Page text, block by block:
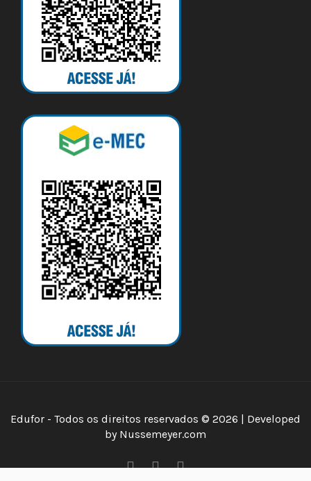
Edufor - Todos os direitos reservados © 2026 | Developed
by Nussemeyer.com